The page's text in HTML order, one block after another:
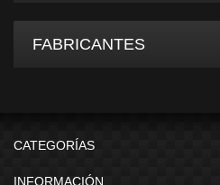
FABRICANTES
CATEGORÍAS
INFORMACIÓN